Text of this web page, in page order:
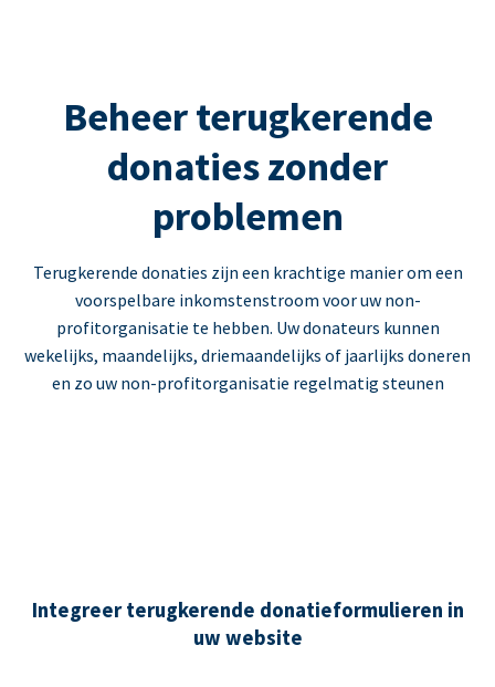
Beheer terugkerende
donaties zonder
problemen
Terugkerende donaties zijn een krachtige manier om een
voorspelbare inkomstenstroom voor uw non-
profitorganisatie te hebben. Uw donateurs kunnen
wekelijks, maandelijks, driemaandelijks of jaarlijks doneren
en zo uw non-profitorganisatie regelmatig steunen
Integreer terugkerende donatieformulieren in
uw website